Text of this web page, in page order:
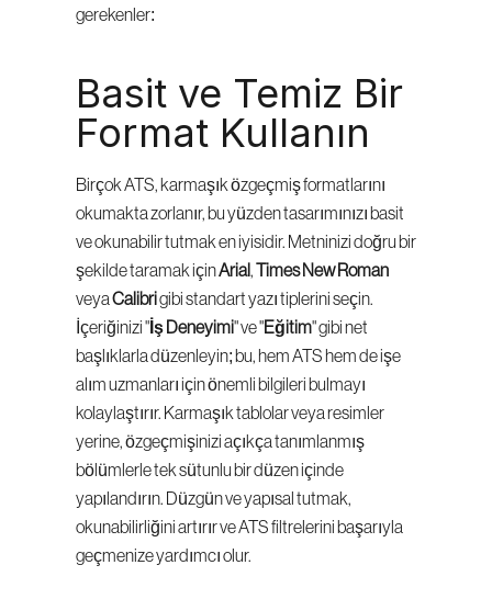
gerekenler:
Basit ve Temiz Bir
Format Kullanın
Birçok ATS, karmaşık özgeçmiş formatlarını
okumakta zorlanır, bu yüzden tasarımınızı basit
ve okunabilir tutmak en iyisidir. Metninizi doğru bir
şekilde taramak için Arial,
Times New Roman
veya Calibri gibi standart yazı tiplerini seçin.
İçeriğinizi " İş Deneyimi" ve "Eğitim" gibi net
başlıklarla düzenleyin; bu, hem ATS hem de işe
alım uzmanları için önemli bilgileri bulmayı
kolaylaştırır. Karmaşık tablolar veya resimler
yerine, özgeçmişinizi açıkça tanımlanmış
bölümlerle tek sütunlu bir düzen içinde
yapılandırın. Düzgün ve yapısal tutmak,
okunabilirliğini artırır ve ATS filtrelerini başarıyla
geçmenize yardımcı olur.